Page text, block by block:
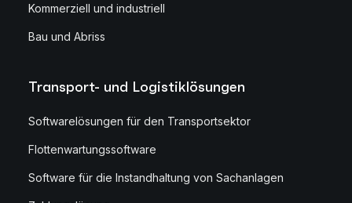
Kommerziell und industriell
Bau und Abriss
Transport- und Logistiklösungen
Softwarelösungen für den Transportsektor
Flottenwartungssoftware
Software für die Instandhaltung von Sachanlagen